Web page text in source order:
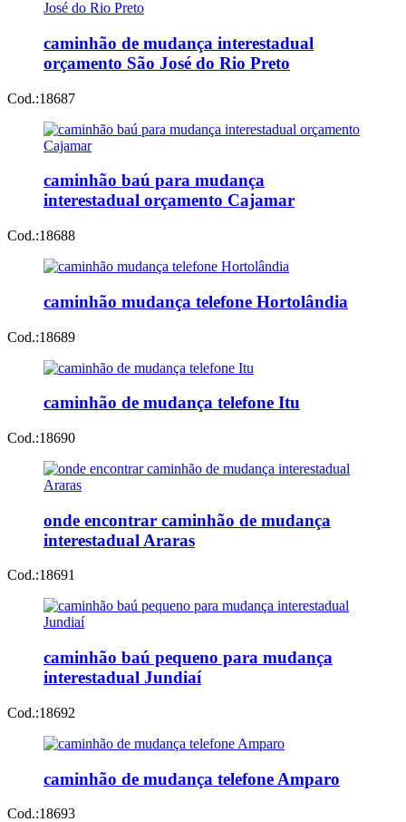
caminhão de mudança interestadual
orçamento São José do Rio Preto
Cod.:18687
caminhão baú para mudança
interestadual orçamento Cajamar
Cod.:18688
caminhão mudança telefone Hortolândia
Cod.:18689
caminhão de mudança telefone Itu
Cod.:18690
onde encontrar caminhão de mudança
interestadual Araras
Cod.:18691
caminhão baú pequeno para mudança
interestadual Jundiaí
Cod.:18692
caminhão de mudança telefone Amparo
Cod.:18693